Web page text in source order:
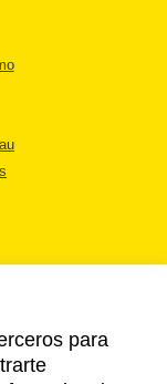
para